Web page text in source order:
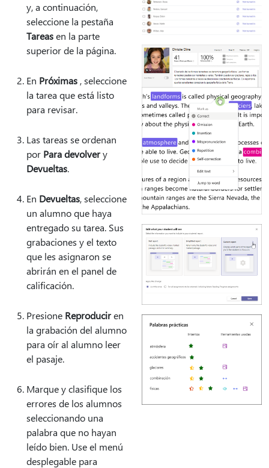
y, a continuación,
seleccione la pestaña
Tareasen la parte
superior de la página.
En Próximas , seleccione
la tarea que está listo
para revisar.
Las tareas se ordenan
por Para devolvery
Devueltas.
En Devueltas, seleccione
un alumno que haya
entregado su tarea. Sus
grabaciones y el texto
que les asignaron se
abrirán en el panel de
calificación.
Presione Reproduciren
la grabación del alumno
para oír al alumno leer
el pasaje.
Marque y clasifique los
errores de los alumnos
seleccionando una
palabra que no hayan
leído bien. Use el menú
desplegable para